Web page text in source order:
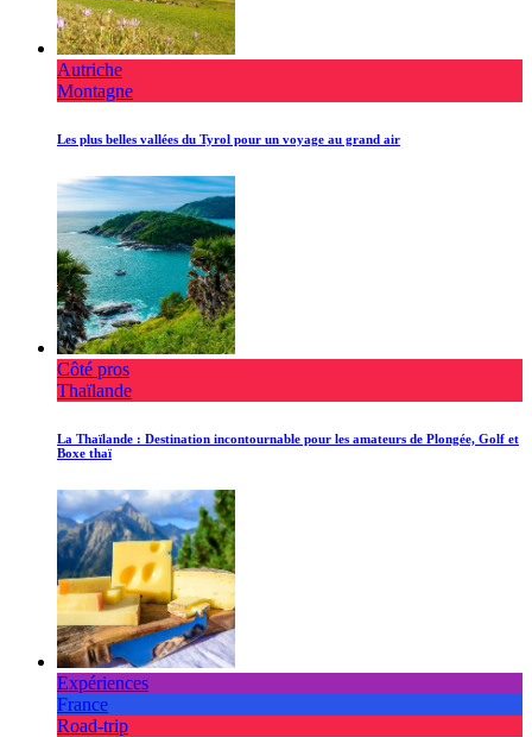
Autriche
Montagne
Les plus belles vallées du Tyrol pour un voyage au grand air
Côté pros
Thaïlande
La Thaïlande : Destination incontournable pour les amateurs de Plongée, Golf et
Boxe thaï
Expériences
France
Road-trip